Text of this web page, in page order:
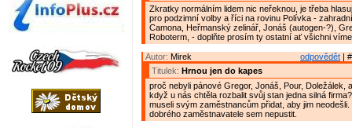
Zkratky normálním lidem nic neřeknou, je třeba
pro podzimní volby a říci na rovinu Polívka -
Camona, Heřmanský zelinář, Jonáš (autogen-?),
Roboterm, - doplňte prosím ty ostatní ať všichni
odpovědět |
Autor: Mirek
Titulek: Hrnou jen do kapes
proč nebyli pánové Gregor, Jonáš, Pour, Doležálek,
když u nás chtěla rozbalit svůj stan jedna silná
museli svým zaměstnancům přidat, aby jim neodešli.
dobrého zaměstnavatele sem nepustit.